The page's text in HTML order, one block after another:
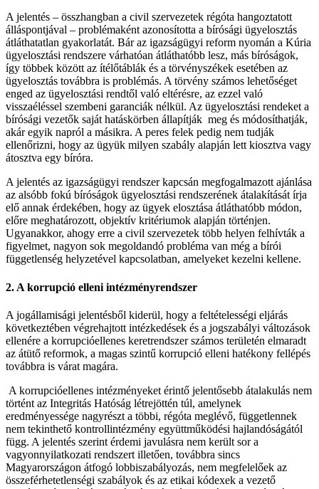
A jelentés – összhangban a civil szervezetek régóta hangoztatott
álláspontjával – problémaként azonosította a bírósági ügyelosztás
átláthatatlan gyakorlatát. Bár az igazságügyi reform nyomán a Kúria
ügyelosztási rendszere várhatóan átláthatóbb lesz, más bíróságok,
így többek között az ítélőtáblák és a törvényszékek esetében az
ügyelosztás továbbra is problémás. A törvény számos lehetőséget
enged az ügyelosztási rendtől való eltérésre, az ezzel való
visszaéléssel szembeni garanciák nélkül. Az ügyelosztási rendeket a
bírósági vezetők saját hatáskörben állapítják meg és módosíthatják,
akár egyik napról a másikra. A peres felek pedig nem tudják
ellenőrizni, hogy az ügyük milyen szabály alapján lett kiosztva vagy
átosztva egy bíróra.
A jelentés az igazságügyi rendszer kapcsán megfogalmazott ajánlása
az alsóbb fokú bíróságok ügyelosztási rendszerének átalakítását írja
elő annak érdekében, hogy az ügyek elosztása átláthatóbb módon,
előre meghatározott, objektív kritériumok alapján történjen.
Ugyanakkor, ahogy erre a civil szervezetek több helyen felhívták a
figyelmet, nagyon sok megoldandó probléma van még a bírói
függetlenség helyzetével kapcsolatban, amelyeket kezelni kellene.
2. A korrupció elleni intézményrendszer
A jogállamisági jelentésből kiderül, hogy a feltételességi eljárás
következtében végrehajtott intézkedések és a jogszabályi változások
ellenére a korrupcióellenes keretrendszer számos területén elmaradt
az átütő reformok, a magas szintű korrupció elleni hatékony fellépés
továbbra is várat magára.
A korrupcióellenes intézményeket érintő jelentősebb átalakulás nem
történt az Integritás Hatóság létrejöttén túl, amelynek
eredményessége nagyrészt a többi, régóta meglévő, függetlennek
nem tekinthető kontrollintézmény együttműködési hajlandóságától
függ. A jelentés szerint érdemi javulásra nem került sor a
vagyonnyilatkozati rendszert illetően, továbbra sincs
Magyarországon átfogó lobbiszabályozás, nem megfelelőek az
összeférhetetlenségi szabályok és az etikai kódexek a vezető